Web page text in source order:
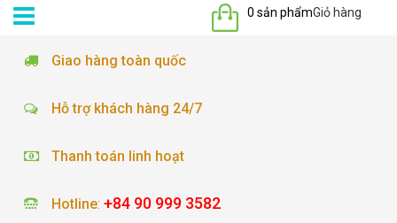
Giỏ hàng
0 sản phẩm
Giao hàng toàn quốc
Hỗ trợ khách hàng 24/7
Thanh toán linh hoạt
Hotline: +84 90 999 3582